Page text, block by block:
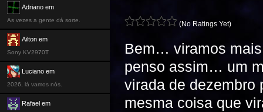
(No Ratings Yet)
Bem… viramos
penso assim… um
virada de dezembro
mesma coisa que
Adriano em
As vezes a gente dá sorte.
Ailton em
Sony KV2970T
Luciano em
2026, lá vamos nós.
Rafael em